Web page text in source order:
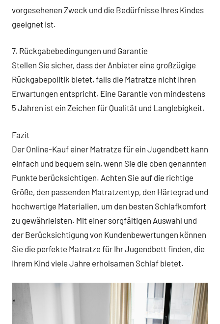
vorgesehenen Zweck und die Bedürfnisse Ihres Kindes
geeignet ist.
7. Rückgabebedingungen und Garantie
Stellen Sie sicher, dass der Anbieter eine großzügige
Rückgabepolitik bietet, falls die Matratze nicht Ihren
Erwartungen entspricht. Eine Garantie von mindestens
5 Jahren ist ein Zeichen für Qualität und Langlebigkeit.
Fazit
Der Online-Kauf einer Matratze für ein Jugendbett kann
einfach und bequem sein, wenn Sie die oben genannten
Punkte berücksichtigen. Achten Sie auf die richtige
Größe, den passenden Matratzentyp, den Härtegrad und
hochwertige Materialien, um den besten Schlafkomfort
zu gewährleisten. Mit einer sorgfältigen Auswahl und
der Berücksichtigung von Kundenbewertungen können
Sie die perfekte Matratze für Ihr Jugendbett finden, die
Ihrem Kind viele Jahre erholsamen Schlaf bietet.